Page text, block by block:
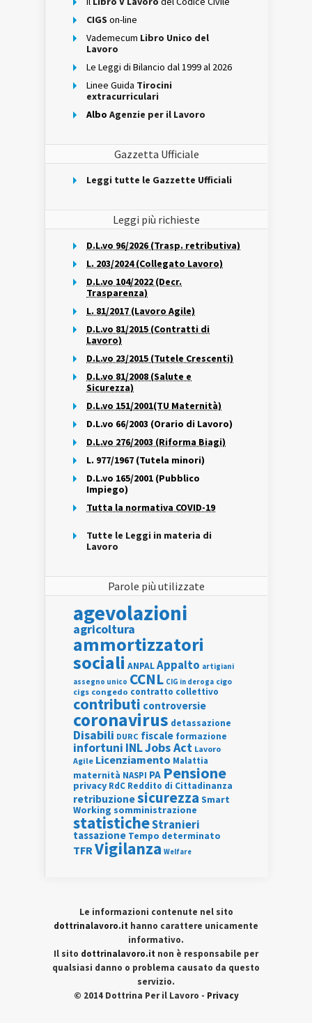
CIGS on-line
Vademecum Libro Unico del
Lavoro
Le Leggi di Bilancio dal 1999 al 2026
Linee Guida Tirocini
extracurriculari
Albo Agenzie per il Lavoro
Gazzetta Ufficiale
Leggi tutte le Gazzette Ufficiali
Leggi più richieste
D.L.vo 96/2026 (Trasp. retributiva)
L. 203/2024 (Collegato Lavoro)
D.L.vo 104/2022 (Decr.
Trasparenza)
L. 81/2017 (Lavoro Agile)
D.L.vo 81/2015 (Contratti di
Lavoro)
D.L.vo 23/2015 (Tutele Crescenti)
D.L.vo 81/2008 (Salute e
Sicurezza)
D.L.vo 151/2001(TU Maternità)
D.L.vo 66/2003 (Orario di Lavoro)
D.L.vo 276/2003 (Riforma Biagi)
L. 977/1967 (Tutela minori)
D.L.vo 165/2001 (Pubblico
Impiego)
Tutta la normativa COVID-19
Tutte le Leggi in materia di
Lavoro
Parole più utilizzate
agevolazioni
agricoltura
ammortizzatori
sociali ANPALAppalto artigiani
assegno unico CCNL CIG in deroga cigo
cigs congedo contratto collettivo
contributi controversie
coronavirus detassazione
Disabili DURC fiscale formazione
infortuni INLJobs Act Lavoro
Agile Licenziamento Malattia
maternità NASPI PA Pensione
privacy RdC Reddito di Cittadinanza
retribuzionesicurezza Smart
Working somministrazione
statisticheStranieri
tassazione Tempo determinato
TFRVigilanza Welfare
Le informazioni contenute nel sito
dottrinalavoro.it hanno carattere unicamente
informativo.
Il sito dottrinalavoro.it non è responsabile per
qualsiasi danno o problema causato da questo
servizio.
© 2014 Dottrina Per il Lavoro - Privacy